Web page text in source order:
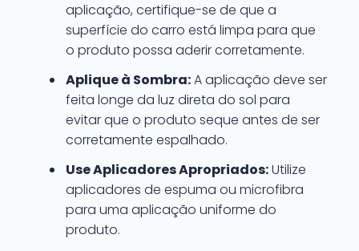
aplicação, certifique-se de que a
superfície do carro está limpa para que
o produto possa aderir corretamente.
Aplique à Sombra:A aplicação deve ser
feita longe da luz direta do sol para
evitar que o produto seque antes de ser
corretamente espalhado.
Use Aplicadores Apropriados:Utilize
aplicadores de espuma ou microfibra
para uma aplicação uniforme do
produto.